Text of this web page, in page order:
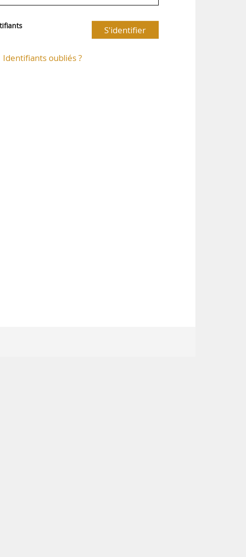
S'identifier
Identifiants oubliés ?